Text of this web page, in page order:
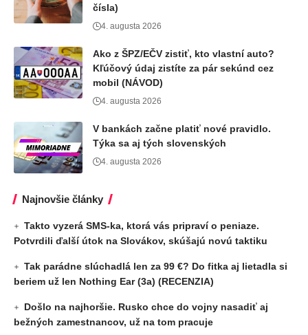
čísla)
4. augusta 2026
Ako z ŠPZ/EČV zistiť, kto vlastní auto?
Kľúčový údaj zistíte za pár sekúnd cez
mobil (NÁVOD)
4. augusta 2026
V bankách začne platiť nové pravidlo.
Týka sa aj tých slovenských
4. augusta 2026
Najnovšie články
Takto vyzerá SMS-ka, ktorá vás pripraví o peniaze.
Potvrdili ďalší útok na Slovákov, skúšajú novú taktiku
Tak parádne slúchadlá len za 99 €? Do fitka aj lietadla si
beriem už len Nothing Ear (3a) (RECENZIA)
Došlo na najhoršie. Rusko chce do vojny nasadiť aj
bežných zamestnancov, už na tom pracuje